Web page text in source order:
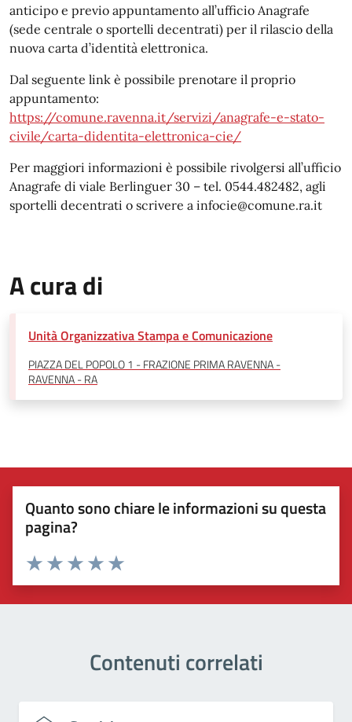
anticipo e previo appuntamento all’ufficio Anagrafe
(sede centrale o sportelli decentrati) per il rilascio della
nuova carta d’identità elettronica.
Dal seguente link è possibile prenotare il proprio
appuntamento:
https://comune.ravenna.it/servizi/anagrafe-e-stato-
civile/carta-didentita-elettronica-cie/
Per maggiori informazioni è possibile rivolgersi all’ufficio
Anagrafe di viale Berlinguer 30 – tel. 0544.482482, agli
sportelli decentrati o scrivere a infocie@comune.ra.it
A cura di
Unità Organizzativa Stampa e Comunicazione
PIAZZA DEL POPOLO 1 - FRAZIONE PRIMA RAVENNA -
RAVENNA - RA
Quanto sono chiare le informazioni su questa
pagina?
Valuta 5 stelle su 5
Valuta 4 stelle su 5
Valuta 3 stelle su 5
Valuta 2 stelle su 5
Valuta 1 stelle su 5
Contenuti correlati